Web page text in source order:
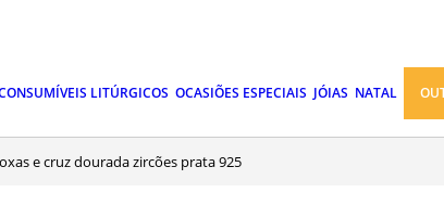
LITÚRGICOS OCASIÕES ESPECIAIS JÓIAS NATAL
e cruz dourada zircões prata 925